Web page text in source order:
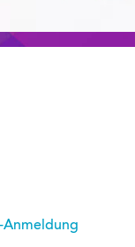
Anmeldung